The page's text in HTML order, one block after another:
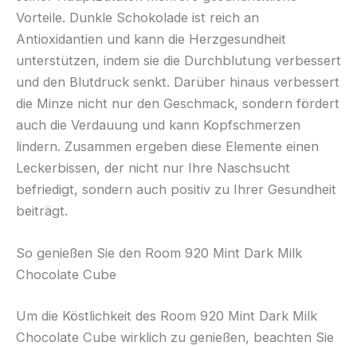
Vorteile. Dunkle Schokolade ist reich an
Antioxidantien und kann die Herzgesundheit
unterstützen, indem sie die Durchblutung verbessert
und den Blutdruck senkt. Darüber hinaus verbessert
die Minze nicht nur den Geschmack, sondern fördert
auch die Verdauung und kann Kopfschmerzen
lindern. Zusammen ergeben diese Elemente einen
Leckerbissen, der nicht nur Ihre Naschsucht
befriedigt, sondern auch positiv zu Ihrer Gesundheit
beiträgt.
So genießen Sie den Room 920 Mint Dark Milk
Chocolate Cube
Um die Köstlichkeit des Room 920 Mint Dark Milk
Chocolate Cube wirklich zu genießen, beachten Sie